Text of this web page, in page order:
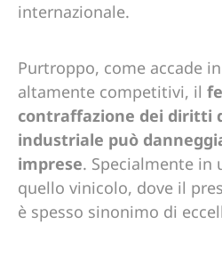
internazionale.
Purtroppo, come accade
altamente competitivi, il
contraffazione dei diritti
industriale può
imprese. Specialmente in
quello vinicolo, dove il
è spesso sinonimo di